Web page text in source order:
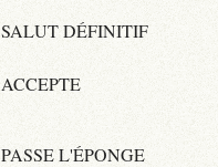
SALUT DÉFINITIF
ACCEPTE
PASSE L'ÉPONGE